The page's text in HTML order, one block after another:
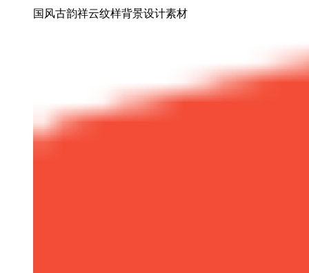
国风古韵祥云纹样背景设计素材